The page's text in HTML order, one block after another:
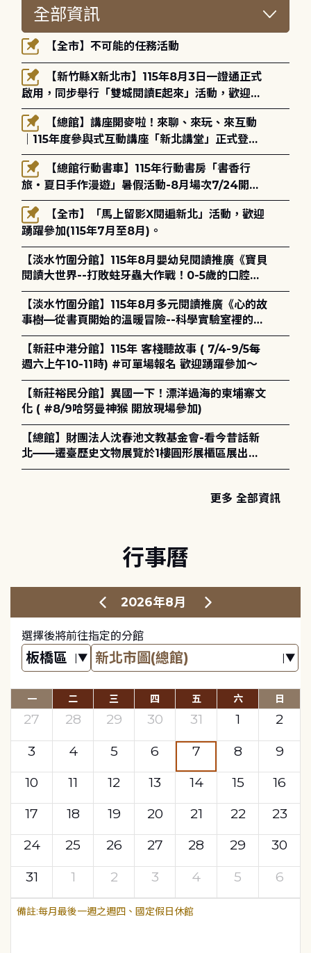
【全市】不可能的任務活動
啟用，同步舉行「雙城閱讀E起來」活動，歡迎踴
躍參加(115年8月3日至10月4日)。
｜115年度參與式互動講座「新北講堂」正式登
場！
旅・夏日手作漫遊」暑假活動-8月場次7/24開始
報名
踴躍參加(115年7月至8月)。
【淡水竹圍分館】115年8月嬰幼兒閱讀推廣《寶貝
閱讀大世界--打敗蛀牙蟲大作戰！0-5歲的口腔照
護全攻略》
【淡水竹圍分館】115年8月多元閱讀推廣《心的故
事樹—從書頁開始的溫暖冒險--科學實驗室裡的放
電章魚》
【新莊中港分館】115年 客棧聽故事 ( 7/4-9/5每
週六上午10-11時) #可單場報名 歡迎踴躍參加～
【新莊裕民分館】異國一下！漂洋過海的柬埔寨文
化 ( #8/9哈努曼神猴 開放現場參加)
【總館】財團法人沈春池文教基金會-看今昔話新
北——遷臺歷史文物展覽於1樓圓形展櫃區展出，
歡迎一同觀展！
更多 全部資訊
行事曆
2026年8月
選擇後將前往指定的分館
一 二 三 四 五 六 日
27 28 29 30 31 1
2
3
4 5 6 7 8
9
10
11 12 13 14 15
16
17
18 19 20 21 22
23
24
25 26 27 28 29
30
31
1 2 3 4 5 6
每月最後一週之週四、國定假日休館